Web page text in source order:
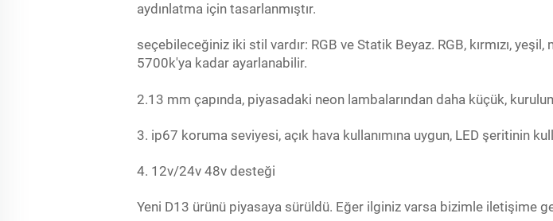
aydınlatma için tasarlanmıştır.
seçebileceğiniz iki stil vardır: RGB ve Statik Beyaz. RGB, kırmızı,
5700k'ya kadar ayarlanabilir.
2.13 mm çapında, piyasadaki neon lambalarından daha küçük,
3. ip67 koruma seviyesi, açık hava kullanımına uygun, LED şeritinin
4. 12v/24v 48v desteği
Yeni D13 ürünü piyasaya sürüldü. Eğer ilginiz varsa bizimle iletişime